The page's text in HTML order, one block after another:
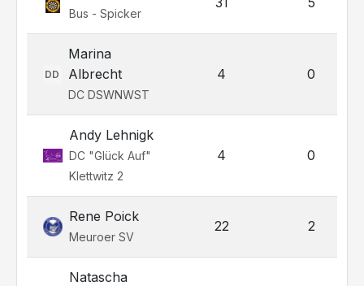
Bus - Spicker
DD
Marina
Albrecht
DC DSWNWST
4 0
Andy Lehnigk
DC "Glück Auf"
Klettwitz 2
4 0
Rene Poick
Meuroer SV
22 2
Natascha